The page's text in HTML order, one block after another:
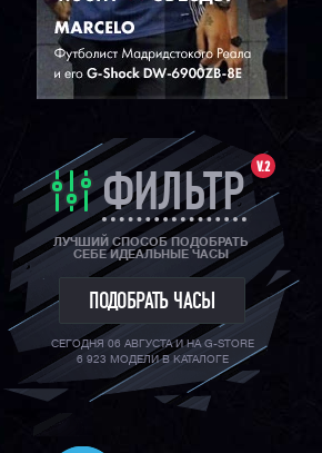
V.2
ФИЛЬТР
ЛУЧШИЙ СПОСОБ ПОДОБРАТЬ
СЕБЕ ИДЕАЛЬНЫЕ ЧАСЫ
ПОДОБРАТЬ ЧАСЫ
СЕГОДНЯ 06 АВГУСТА И НА G-STORE
6 923 МОДЕЛИ В КАТАЛОГЕ